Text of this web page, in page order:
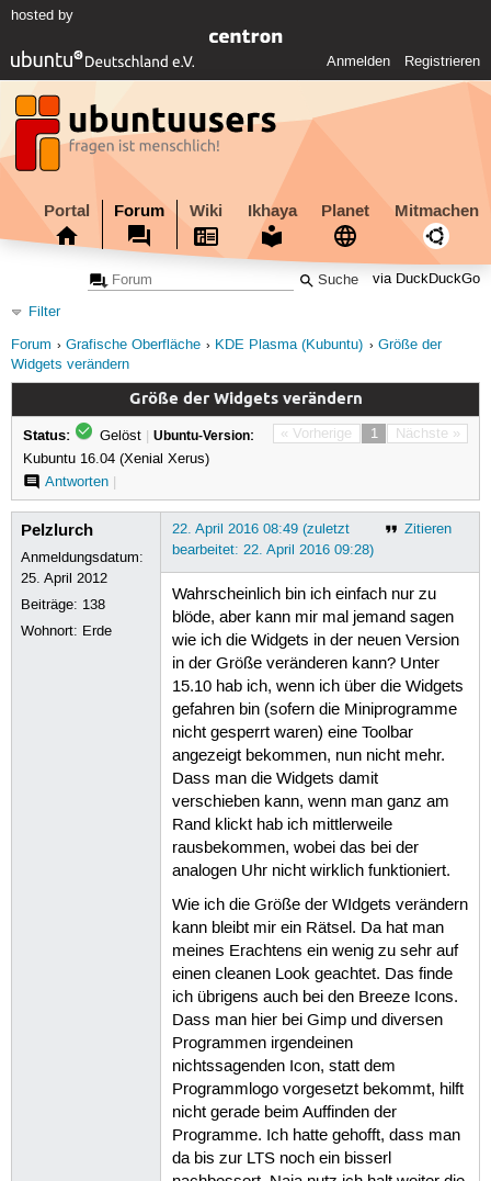
hosted by
Anmelden Registrieren
Portal Forum Wiki Ikhaya Planet Mitmachen
via DuckDuckGo
Filter
Forum
Grafische Oberfläche KDE Plasma (Kubuntu)
Größe der
Widgets verändern
Größe der Widgets verändern
« Vorherige 1 Nächste »
Status: Gelöst | Ubuntu-Version:
Kubuntu 16.04 (Xenial Xerus)
Antworten|
Pelzlurch
Anmeldungsdatum:
25. April 2012
Beiträge: 138
Wohnort: Erde
Zitieren
22. April 2016 08:49 (zuletzt
bearbeitet: 22. April 2016 09:28)
Wahrscheinlich bin ich einfach nur zu
blöde, aber kann mir mal jemand sagen
wie ich die Widgets in der neuen Version
in der Größe veränderen kann? Unter
15.10 hab ich, wenn ich über die Widgets
gefahren bin (sofern die Miniprogramme
nicht gesperrt waren) eine Toolbar
angezeigt bekommen, nun nicht mehr.
Dass man die Widgets damit
verschieben kann, wenn man ganz am
Rand klickt hab ich mittlerweile
rausbekommen, wobei das bei der
analogen Uhr nicht wirklich funktioniert.
Wie ich die Größe der WIdgets verändern
kann bleibt mir ein Rätsel. Da hat man
meines Erachtens ein wenig zu sehr auf
einen cleanen Look geachtet. Das finde
ich übrigens auch bei den Breeze Icons.
Dass man hier bei Gimp und diversen
Programmen irgendeinen
nichtssagenden Icon, statt dem
Programmlogo vorgesetzt bekommt, hilft
nicht gerade beim Auffinden der
Programme. Ich hatte gehofft, dass man
da bis zur LTS noch ein bisserl